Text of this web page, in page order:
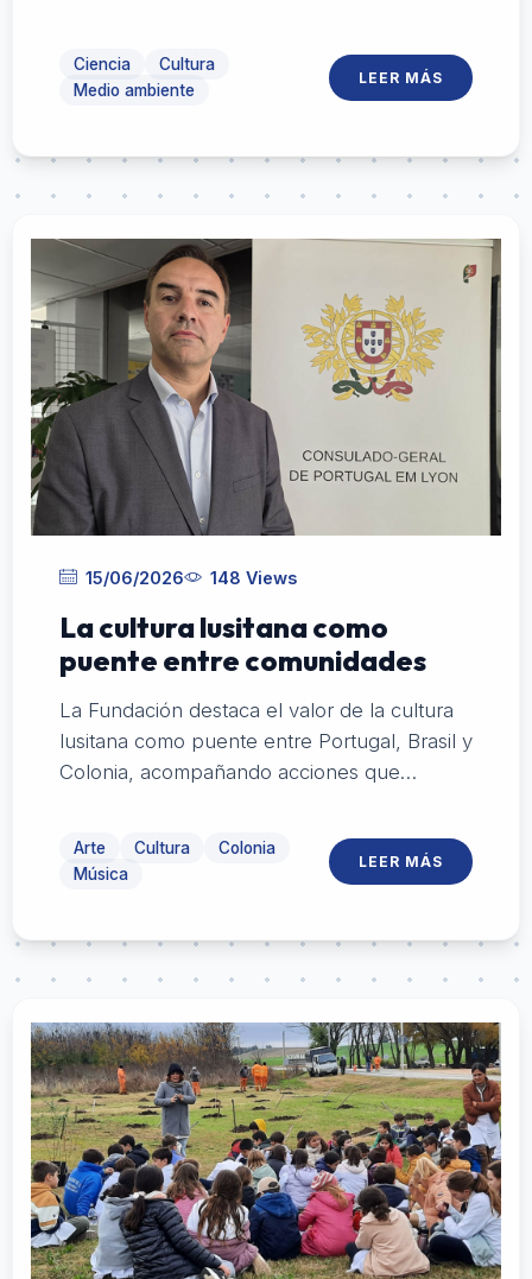
Ciencia
Cultura
Medio ambiente
LEER MÁS
15/06/2026 148 Views
La cultura lusitana como
puente entre comunidades
La Fundación destaca el valor de la cultura
lusitana como puente entre Portugal, Brasil y
Colonia, acompañando acciones que
Arte Cultura
Colonia
Música
LEER MÁS